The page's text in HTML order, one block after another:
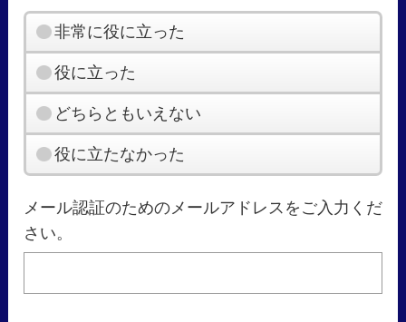
非常に役に立った
役に立った
どちらともいえない
役に立たなかった
メール認証のためのメールアドレスをご入力くだ
さい。